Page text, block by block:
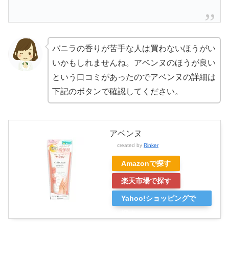
バニラの香りが苦手な人は買わないほうがい
いかもしれませんね。アベンヌのほうが良い
という口コミがあったのでアベンヌの詳細は
下記のボタンで確認してください。
アベンヌ
created by Rinker
Amazonで探す
楽天市場で探す
Yahoo!ショッピングで